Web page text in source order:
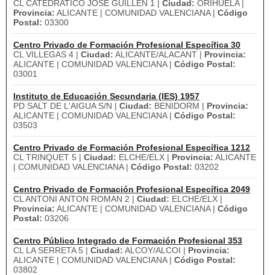
CL CATEDRATICO JOSE GUILLEN 1 | Ciudad: ORIHUELA |
Provincia: ALICANTE | COMUNIDAD VALENCIANA | Código
Postal: 03300
Centro Privado de Formación Profesional Específica 30
CL VILLEGAS 4 | Ciudad: ALICANTE/ALACANT | Provincia:
ALICANTE | COMUNIDAD VALENCIANA | Código Postal:
03001
Instituto de Educación Secundaria (IES) 1957
PD SALT DE L'AIGUA S/N | Ciudad: BENIDORM | Provincia:
ALICANTE | COMUNIDAD VALENCIANA | Código Postal:
03503
Centro Privado de Formación Profesional Específica 1212
CL TRINQUET 5 | Ciudad: ELCHE/ELX | Provincia: ALICANTE
| COMUNIDAD VALENCIANA | Código Postal: 03202
Centro Privado de Formación Profesional Específica 2049
CL ANTONI ANTON ROMAN 2 | Ciudad: ELCHE/ELX |
Provincia: ALICANTE | COMUNIDAD VALENCIANA | Código
Postal: 03206
Centro Público Integrado de Formación Profesional 353
CL LA SERRETA 5 | Ciudad: ALCOY/ALCOI | Provincia:
ALICANTE | COMUNIDAD VALENCIANA | Código Postal:
03802